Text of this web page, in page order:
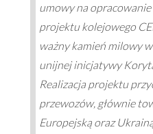
umowy na
projektu kolejowego
ważny kamień milowy
unijnej inicjatywy
Realizacja projektu
przewozów, głównie
Europejską oraz